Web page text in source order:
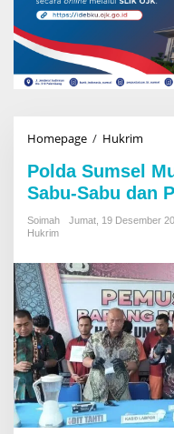
Homepage / Hukrim
d
a
S
e
l
M
u
s
n
a
h
k
Polda Sumsel
Sabu-Sabu dan
Soimah
Jumat, 19 Desember
Hukrim